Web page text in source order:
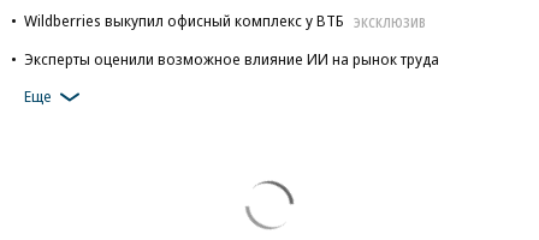
Wildberries выкупил офисный комплекс у ВТБ ЭКСКЛЮЗИВ
Эксперты оценили возможное влияние ИИ на рынок труда
Еще